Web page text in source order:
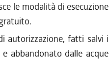
le modalità di esecuzione
autorizzazione, fatti salvi i
abbandonato dalle acque